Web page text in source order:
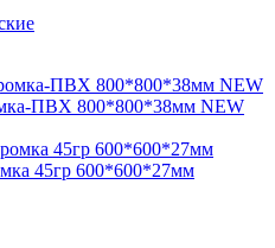
ПВХ 800*800*38мм NEW
45гр 600*600*27мм